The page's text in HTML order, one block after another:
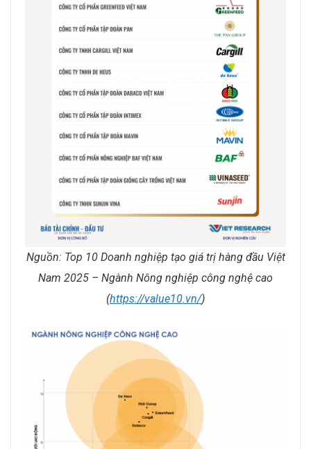
Nguồn: Top 10 Doanh nghiệp tạo giá trị hàng đầu Việt
Nam 2025 – Ngành Nông nghiệp công nghệ cao
(https://value10.vn/)